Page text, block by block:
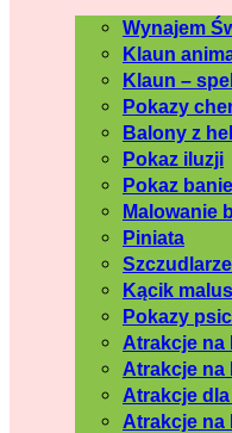
Wynajem
Klaun
Klaun –
Pokazy
Balony z
Pokaz iluzji
Pokaz
Malowanie
Piniata
Szczudlarze
Kącik
Pokazy
Atrakcje na
Atrakcje na
Atrakcje
Atrakcje na